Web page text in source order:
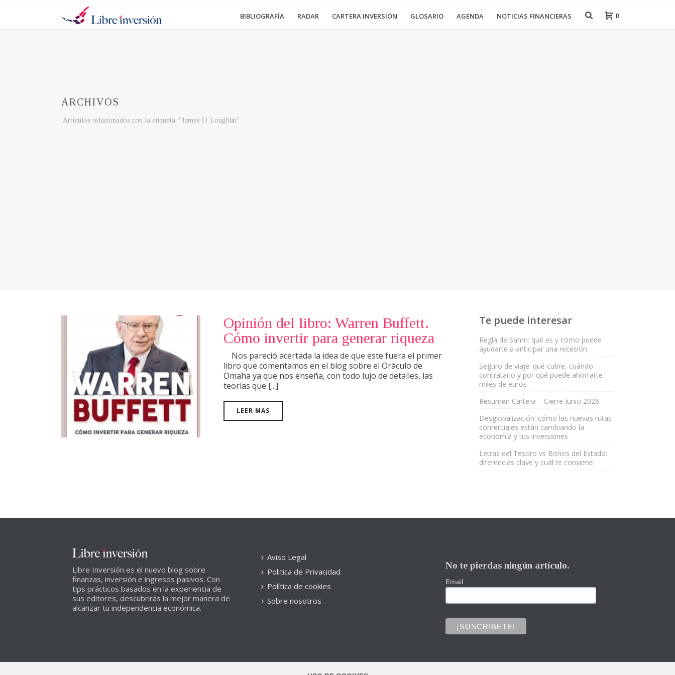
BIBLIOGRAFÍA RADAR CARTERA INVERSIÓN GLOSARIO AGENDA NOTICIAS FINANCIERAS 0
ARCHIVOS
Artículos relacionados con la etiqueta: "James O´Loughlin"
Opinión del libro: Warren Buffett.
Cómo invertir para generar riqueza
Nos pareció acertada la idea de que este fuera el primer
libro que comentamos en el blog sobre el Oráculo de
Omaha ya que nos enseña, con todo lujo de detalles, las
teorías que [...]
LEER MAS
Te puede interesar
Regla de Sahm: qué es y cómo puede
ayudarte a anticipar una recesión
Seguro de viaje: qué cubre, cuándo
contratarlo y por qué puede ahorrarte
miles de euros
Resumen Cartera – Cierre Junio 2026
Desglobalización: cómo las nuevas rutas
comerciales están cambiando la
economía y tus inversiones
Letras del Tesoro vs Bonos del Estado:
diferencias clave y cuál te conviene
Libre Inversión es el nuevo blog sobre
finanzas, inversión e ingresos pasivos. Con
tips prácticos basados en la experiencia de
sus editores, descubrirás la mejor manera de
alcanzar tu independencia económica.
Aviso Legal
Politica de Privacidad
Política de cookies
Sobre nosotros
No te pierdas ningún artículo.
Email